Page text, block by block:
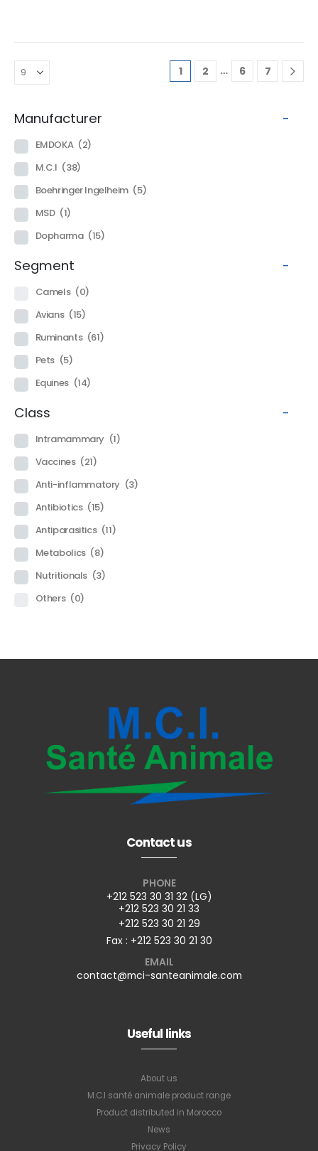
traitement de la douleur et
de l’inflammation associées
aux affections respiratoires,
post-opératoires,…
1 2 … 6 7
Manufacturer -
EMDOKA (2)
M.C.I (38)
Boehringer Ingelheim (5)
MSD (1)
Dopharma (15)
Segment -
Camels (0)
Avians (15)
Ruminants (61)
Pets (5)
Equines (14)
Class -
Intramammary (1)
Vaccines (21)
Anti-inflammatory (3)
Antibiotics (15)
Antiparasitics (11)
Metabolics (8)
Nutritionals (3)
Others (0)
Contact us
PHONE
+212 523 30 31 32 (LG)
+212 523 30 21 33
+212 523 30 21 29
Fax : +212 523 30 21 30
EMAIL
contact@mci-santeanimale.com
Useful links
About us
M.C.I santé animale product range
Product distributed in Morocco
News
Privacy Policy